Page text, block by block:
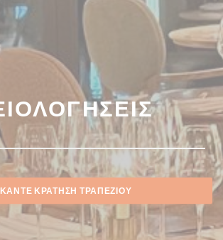
ΚΆΝΤΕ ΚΡΆΤΗΣΗ ΤΡΑΠΕΖΙΟΎ